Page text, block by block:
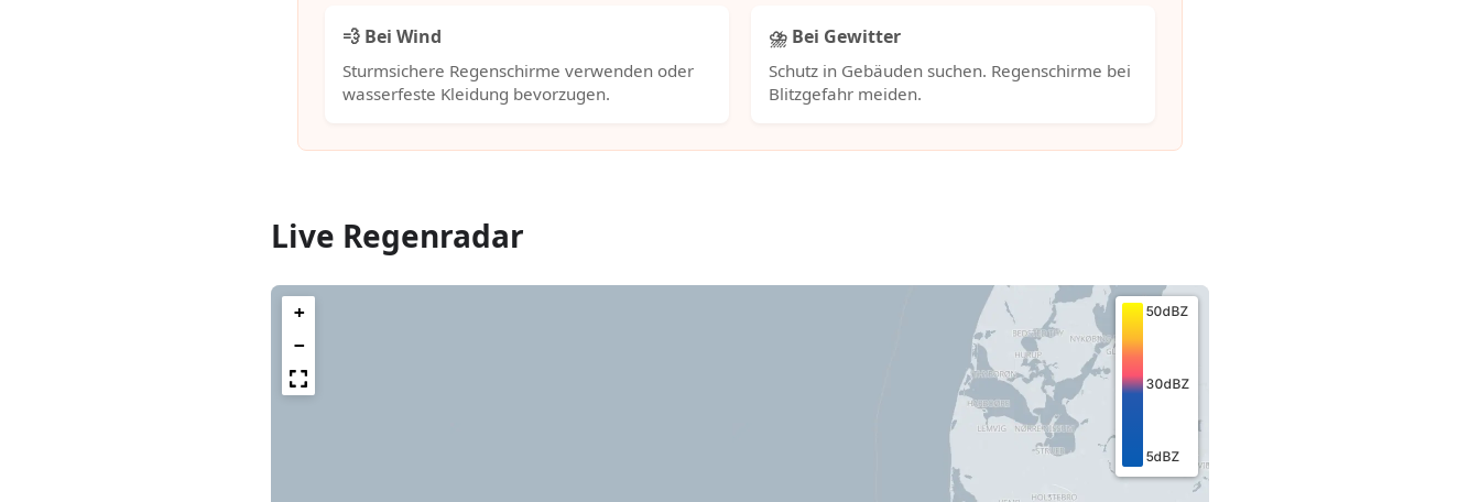
💨 Bei Wind
Sturmsichere Regenschirme verwenden oder
wasserfeste Kleidung bevorzugen.
⛈️ Bei Gewitter
Schutz in Gebäuden suchen. Regenschirme bei
Blitzgefahr meiden.
Live Regenradar
+
−